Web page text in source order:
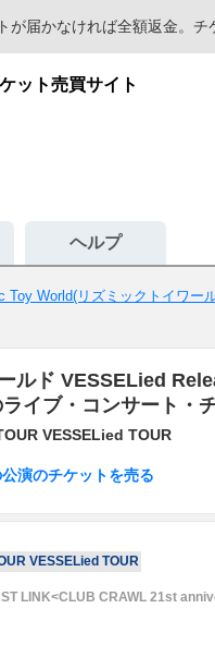
届かなければ全額返金。チ
ット売買サイト
ヘルプ
Toy World(リズミックトイワー
ド VESSELied
イブ・コンサート・
VESSELied TOUR
演のチケットを売る
VESSELied TOUR
LINK<CLUB CRAWL 21st